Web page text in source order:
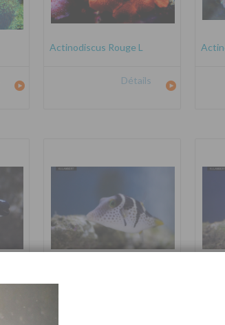
Actinodiscus Rouge L
Détails
Canthigaster valentini